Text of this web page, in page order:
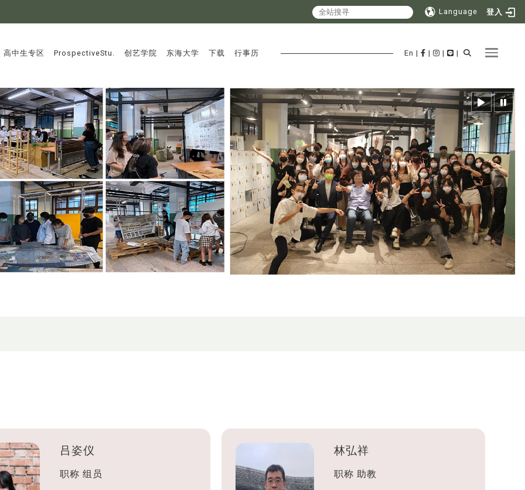
Language 登入
Toggle
:::
高中生专区 ProspectiveStu. 创艺学院 东海大学 下载 行事历 En | | | |
吕姿仪
职称 组员
林弘祥
职称 助教